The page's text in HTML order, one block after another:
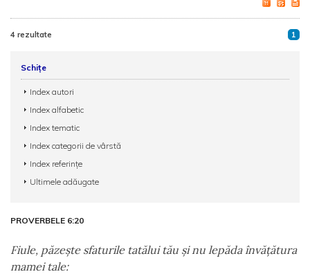
4 rezultate 1
Schițe
Index autori
Index alfabetic
Index tematic
Index categorii de vârstă
Index referințe
Ultimele adăugate
PROVERBELE 6:20
Fiule, păzeşte sfaturile tatălui tău şi nu lepăda învăţătura
mamei tale: